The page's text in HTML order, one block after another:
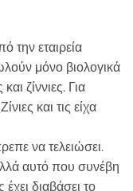
την εταιρεία
μόνο βιολογικά
ζίννιες. Για
και τις είχα
να τελειώσει.
αυτό που συνέβη
διαβάσει το